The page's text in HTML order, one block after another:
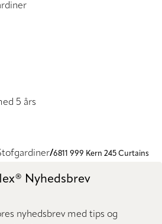
5 års
6811 999 Kern 245 Curtains
Nyhedsbrev
nyhedsbrev med tips og